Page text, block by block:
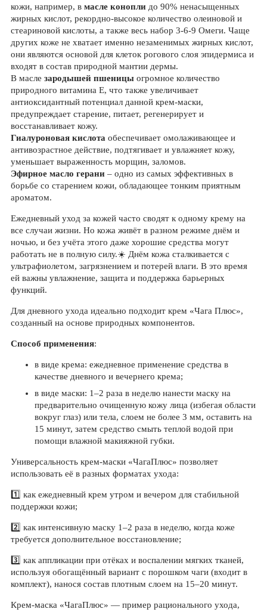
кожи, например, в масле коноплидо 90% ненасыщенных
жирных кислот, рекордно-высокое количество олеиновой и
стеариновой кислоты, а также весь набор 3-6-9 Омеги. Чаще
других коже не хватает именно незаменимых жирных кислот,
они являются основой для клеток рогового слоя эпидермиса и
входят в состав природной мантии дермы.
В масле зародышей пшеницы огромное количество
природного витамина Е, что также увеличивает
антиоксидантный потенциал данной крем-маски,
предупреждает старение, питает, регенерирует и
восстанавливает кожу.
Гиалуроновая кислота обеспечивает омолаживающее и
антивозрастное действие, подтягивает и увлажняет кожу,
уменьшает выраженность морщин, заломов.
Эфирное масло герани– одно из самых эффективных в
борьбе со старением кожи, обладающее тонким приятным
ароматом.
Ежедневный уход за кожей часто сводят к одному крему на
все случаи жизни. Но кожа живёт в разном режиме днём и
ночью, и без учёта этого даже хорошие средства могут
работать не в полную силу.☀️ Днём кожа сталкивается с
ультрафиолетом, загрязнением и потерей влаги. В это время
ей важны увлажнение, защита и поддержка барьерных
функций.
Для дневного ухода идеально подходит крем «Чага Плюс»,
созданный на основе природных компонентов.
Способ применения:
в виде крема: ежедневное применение средства в
качестве дневного и вечернего крема;
в виде маски: 1–2 раза в неделю нанести маску на
предварительно очищенную кожу лица (избегая области
вокруг глаз) или тела, слоем не более 3 мм, оставить на
15 минут, затем средство смыть теплой водой при
помощи влажной макияжной губки.
Универсальность крем-маски «ЧагаПлюс» позволяет
использовать её в разных форматах ухода:
1️⃣ как ежедневный крем утром и вечером для стабильной
поддержки кожи;
2️⃣ как интенсивную маску 1–2 раза в неделю, когда коже
требуется дополнительное восстановление;
3️⃣ как аппликации при отёках и воспалении мягких тканей,
используя обогащённый вариант с порошком чаги (входит в
комплект), нанося состав плотным слоем на 15–20 минут.
Крем-маска «ЧагаПлюс» — пример рационального ухода,